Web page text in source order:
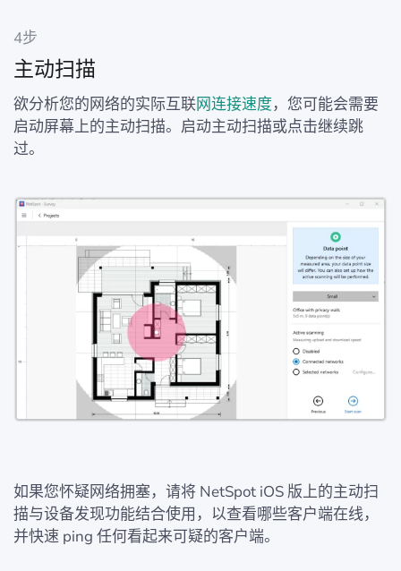
4步
主动扫描
欲分析您的网络的实际互联网连接速度，您可能会需要
启动屏幕上的主动扫描。启动主动扫描或点击继续跳
过。
如果您怀疑网络拥塞，请将 NetSpot iOS 版上的主动扫
描与设备发现功能结合使用，以查看哪些客户端在线，
并快速 ping 任何看起来可疑的客户端。